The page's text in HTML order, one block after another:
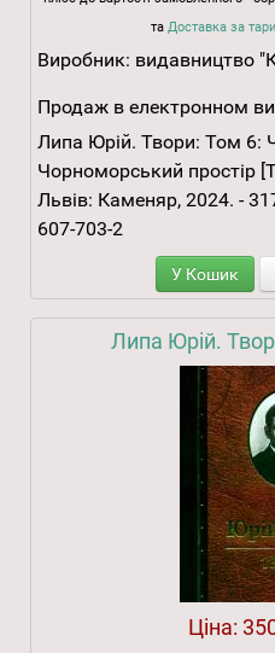
та Доставка за
Виробник: видавництво
Продаж в електронном
Липа Юрій. Твори: Том 6:
Чорноморський простір
Львів: Каменяр, 2024. -
607-703-2
У Кошик
Липа Юрій.
Ціна: